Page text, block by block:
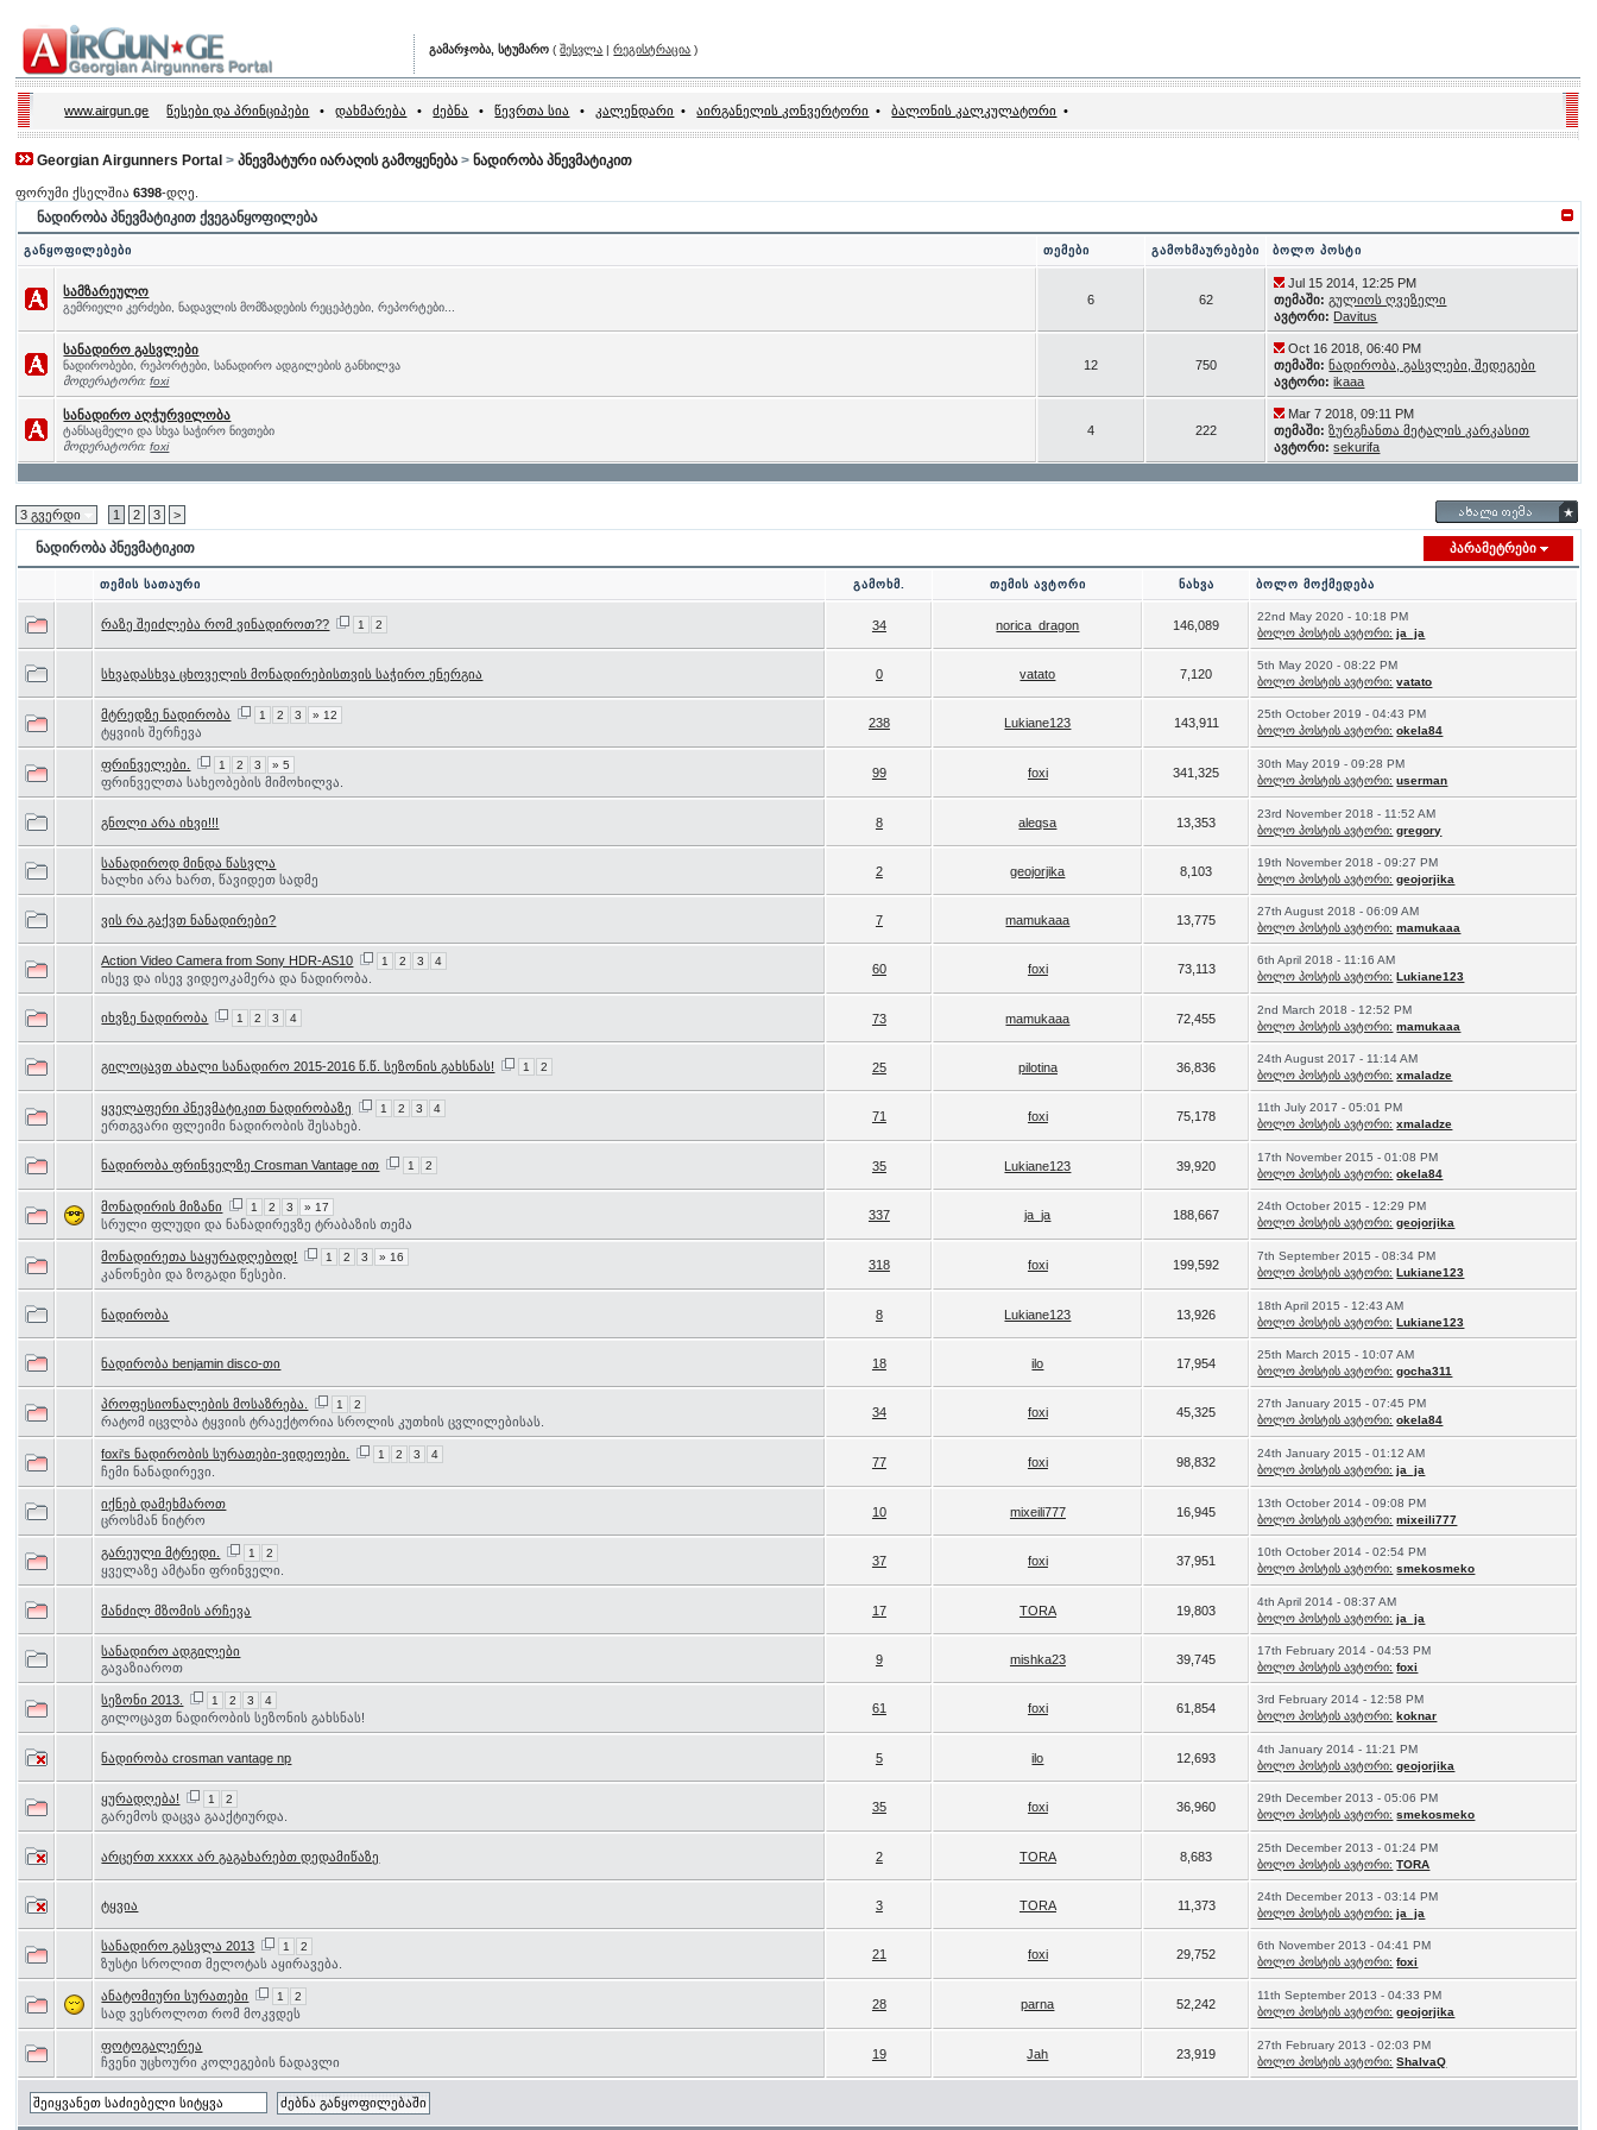
გამარჯობა, სტუმარო (შესვლა |რეგისტრაცია )
www.airgun.ge წესები და პრინციპები • დახმარება • ძებნა • წევრთა სია • კალენდარი • აირგანელის კონვერტორი • ბალონის კალკულატორი •
Georgian Airgunners Portal >პნევმატური იარაღის გამოყენება >ნადირობა პნევმატიკით
ფორუმი ქსელშია6398-დღე.
ნადირობა პნევმატიკით ქვეგანყოფილება
განყოფილებები თემები გამოხმაურებები ბოლო პოსტი
სამზარეულო
გემრიელი კერძები, ნადავლის მომზადების რეცეპტები, რეპორტები...
6 62
Jul 15 2014, 12:25 PM
თემაში: გულიოს ღვეზელი
ავტორი: Davitus
სანადირო გასვლები
ნადირობები, რეპორტები, სანადირო ადგილების განხილვა
მოდერატორი:foxi
12 750
Oct 16 2018, 06:40 PM
თემაში: ნადირობა, გასვლები, შედეგები
ავტორი: ikaaa
სანადირო აღჭურვილობა
ტანსაცმელი და სხვა საჭირო ნივთები
მოდერატორი:foxi
4 222
Mar 7 2018, 09:11 PM
თემაში: ზურგჩანთა მეტალის კარკასით
ავტორი: sekurifa
3 გვერდი 1 2 3 >
ნადირობა პნევმატიკით პარამეტრები
თემის სათაური გამოხმ. თემის ავტორი ნახვა ბოლო მოქმედება
რაზე შეიძლება რომ ვინადიროთ?? 1 2 34 norica_dragon 146,089
22nd May 2020 - 10:18 PM
ბოლო პოსტის ავტორი: ja_ja
სხვადასხვა ცხოველის მონადირებისთვის საჭირო ენერგია 0 vatato 7,120
5th May 2020 - 08:22 PM
ბოლო პოსტის ავტორი: vatato
მტრედზე ნადირობა 1 2 3 » 12
ტყვიის შერჩევა
238 Lukiane123 143,911
25th October 2019 - 04:43 PM
ბოლო პოსტის ავტორი: okela84
ფრინველები. 1 2 3 » 5
ფრინველთა სახეობების მიმოხილვა.
99 foxi 341,325
30th May 2019 - 09:28 PM
ბოლო პოსტის ავტორი: userman
გნოლი არა იხვი!!! 8 aleqsa 13,353
23rd November 2018 - 11:52 AM
ბოლო პოსტის ავტორი: gregory
სანადიროდ მინდა წასვლა
ხალხი არა ხართ, წავიდეთ სადმე
2 geojorjika 8,103
19th November 2018 - 09:27 PM
ბოლო პოსტის ავტორი: geojorjika
ვის რა გაქვთ ნანადირები? 7 mamukaaa 13,775
27th August 2018 - 06:09 AM
ბოლო პოსტის ავტორი: mamukaaa
Action Video Camera from Sony HDR-AS10 1 2 3 4
ისევ და ისევ ვიდეოკამერა და ნადირობა.
60 foxi 73,113
6th April 2018 - 11:16 AM
ბოლო პოსტის ავტორი: Lukiane123
იხვზე ნადირობა 1 2 3 4 73 mamukaaa 72,455
2nd March 2018 - 12:52 PM
ბოლო პოსტის ავტორი: mamukaaa
გილოცავთ ახალი სანადირო 2015-2016 წ.წ. სეზონის გახსნას! 1 2 25 pilotina 36,836
24th August 2017 - 11:14 AM
ბოლო პოსტის ავტორი: xmaladze
ყველაფერი პნევმატიკით ნადირობაზე 1 2 3 4
ერთგვარი ფლეიმი ნადირობის შესახებ.
71 foxi 75,178
11th July 2017 - 05:01 PM
ბოლო პოსტის ავტორი: xmaladze
ნადირობა ფრინველზე Crosman Vantage ით 1 2 35 Lukiane123 39,920
17th November 2015 - 01:08 PM
ბოლო პოსტის ავტორი: okela84
მონადირის მიზანი 1 2 3 » 17
სრული ფლუდი და ნანადირევზე ტრაბაზის თემა
337 ja_ja 188,667
24th October 2015 - 12:29 PM
ბოლო პოსტის ავტორი: geojorjika
მონადირეთა საყურადღებოდ! 1 2 3 » 16
კანონები და ზოგადი წესები.
318 foxi 199,592
7th September 2015 - 08:34 PM
ბოლო პოსტის ავტორი: Lukiane123
ნადირობა 8 Lukiane123 13,926
18th April 2015 - 12:43 AM
ბოლო პოსტის ავტორი: Lukiane123
ნადირობა benjamin disco-თი 18 ilo 17,954
25th March 2015 - 10:07 AM
ბოლო პოსტის ავტორი: gocha311
პროფესიონალების მოსაზრება. 1 2
რატომ იცვლბა ტყვიის ტრაექტორია სროლის კუთხის ცვლილებისას.
34 foxi 45,325
27th January 2015 - 07:45 PM
ბოლო პოსტის ავტორი: okela84
foxi's ნადირობის სურათები-ვიდეოები. 1 2 3 4
ჩემი ნანადირევი.
77 foxi 98,832
24th January 2015 - 01:12 AM
ბოლო პოსტის ავტორი: ja_ja
იქნებ დამეხმაროთ
ცროსმან ნიტრო
10 mixeili777 16,945
13th October 2014 - 09:08 PM
ბოლო პოსტის ავტორი: mixeili777
გარეული მტრედი. 1 2
ყველაზე ამტანი ფრინველი.
37 foxi 37,951
10th October 2014 - 02:54 PM
ბოლო პოსტის ავტორი: smekosmeko
მანძილ მზომის არჩევა 17 TORA 19,803
4th April 2014 - 08:37 AM
ბოლო პოსტის ავტორი: ja_ja
სანადირო ადგილები
გავაზიაროთ
9 mishka23 39,745
17th February 2014 - 04:53 PM
ბოლო პოსტის ავტორი: foxi
სეზონი 2013. 1 2 3 4
გილოცავთ ნადირობის სეზონის გახსნას!
61 foxi 61,854
3rd February 2014 - 12:58 PM
ბოლო პოსტის ავტორი: koknar
ნადირობა crosman vantage np 5 ilo 12,693
4th January 2014 - 11:21 PM
ბოლო პოსტის ავტორი: geojorjika
ყურადღება! 1 2
გარემოს დაცვა გააქტიურდა.
35 foxi 36,960
29th December 2013 - 05:06 PM
ბოლო პოსტის ავტორი: smekosmeko
არცერთ xxxxx არ გაგახარებთ დედამიწაზე 2 TORA 8,683
25th December 2013 - 01:24 PM
ბოლო პოსტის ავტორი: TORA
ტყვია 3 TORA 11,373
24th December 2013 - 03:14 PM
ბოლო პოსტის ავტორი: ja_ja
სანადირო გასვლა 2013 1 2
ზუსტი სროლით მელოტას აყირავება.
21 foxi 29,752
6th November 2013 - 04:41 PM
ბოლო პოსტის ავტორი: foxi
ანატომიური სურათები 1 2
სად ვესროლოთ რომ მოკვდეს
28 parna 52,242
11th September 2013 - 04:33 PM
ბოლო პოსტის ავტორი: geojorjika
ფოტოგალერეა
ჩვენი უცხოური კოლეგების ნადავლი
19 Jah 23,919
27th February 2013 - 02:03 PM
ბოლო პოსტის ავტორი: ShalvaQ